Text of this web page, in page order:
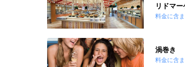
リドマ
料金に含
渦巻き
料金に含